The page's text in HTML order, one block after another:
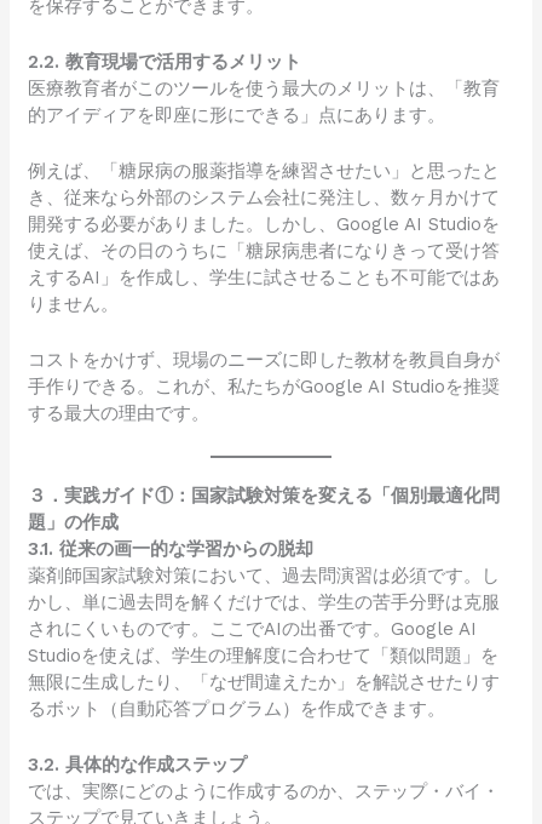
を保存することができます。
2.2. 教育現場で活用するメリット
医療教育者がこのツールを使う最大のメリットは、「教育
的アイディアを即座に形にできる」点にあります。
例えば、「糖尿病の服薬指導を練習させたい」と思ったと
き、従来なら外部のシステム会社に発注し、数ヶ月かけて
開発する必要がありました。しかし、Google AI Studioを
使えば、その日のうちに「糖尿病患者になりきって受け答
えするAI」を作成し、学生に試させることも不可能ではあ
りません。
コストをかけず、現場のニーズに即した教材を教員自身が
手作りできる。これが、私たちがGoogle AI Studioを推奨
する最大の理由です。
３．実践ガイド①：国家試験対策を変える「個別最適化問
題」の作成
3.1. 従来の画一的な学習からの脱却
薬剤師国家試験対策において、過去問演習は必須です。し
かし、単に過去問を解くだけでは、学生の苦手分野は克服
されにくいものです。ここでAIの出番です。Google AI
Studioを使えば、学生の理解度に合わせて「類似問題」を
無限に生成したり、「なぜ間違えたか」を解説させたりす
るボット（自動応答プログラム）を作成できます。
3.2. 具体的な作成ステップ
では、実際にどのように作成するのか、ステップ・バイ・
ステップで見ていきましょう。